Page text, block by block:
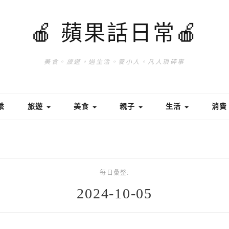
🍎 蘋果話日常🍎
美食。旅遊。過生活。養小人。凡人瑣碎事
旅遊 美食 親子 生活 消費
每日彙整:
2024-10-05